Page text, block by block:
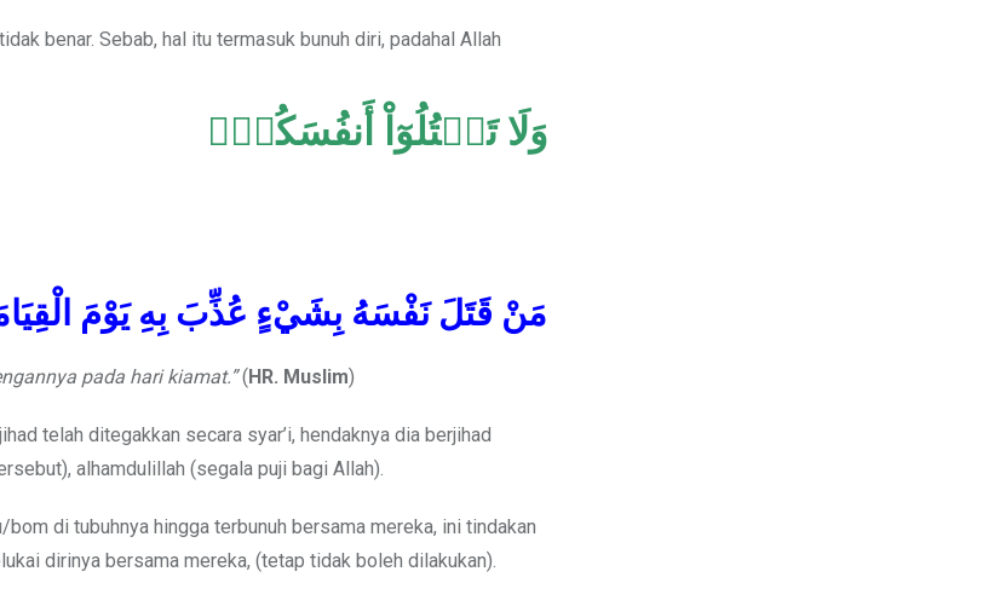
benar. Sebab, hal itu termasuk bunuh diri, padahal Allah
وَلَا تَقۡتُلُوٓاْ أَنفُسَكُمۡۚ
مَنْ قَتَلَ نَفْسَهُ بِشَيْءٍ عُذِّبَ بِهِ يَوْمَ
pada hari kiamat.”( HR. Muslim)
telah ditegakkan secara syar’i, hendaknya dia berjihad
alhamdulillah (segala puji bagi Allah).
di tubuhnya hingga terbunuh bersama mereka, ini tindakan
dirinya bersama mereka, (tetap tidak boleh dilakukan).